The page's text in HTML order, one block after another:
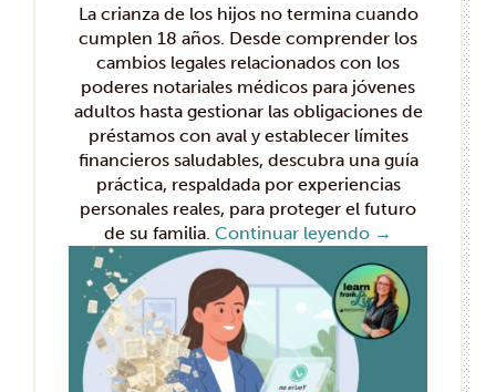
La crianza de los hijos no termina cuando
cumplen 18 años. Desde comprender los
cambios legales relacionados con los
poderes notariales médicos para jóvenes
adultos hasta gestionar las obligaciones de
préstamos con aval y establecer límites
financieros saludables, descubra una guía
práctica, respaldada por experiencias
personales reales, para proteger el futuro
de su familia. Continuar leyendo →